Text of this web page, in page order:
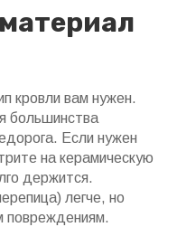
кровли вам нужен.
большинства
Если нужен
на керамическую
держится.
легче, но
повреждениям.